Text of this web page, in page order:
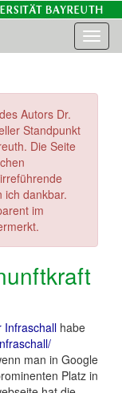
Autors Dr.
Standpunkt
Die Seite
ich dankbar.
im
Infraschall habe
man in Google
Platz in